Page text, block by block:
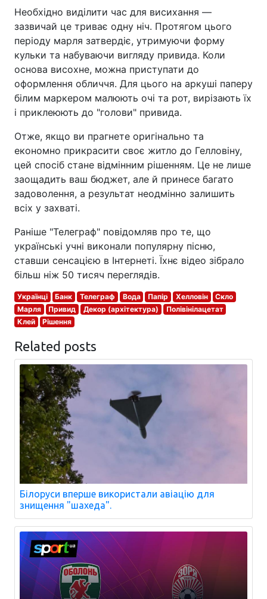
Необхідно виділити час для висихання —
зазвичай це триває одну ніч. Протягом цього
періоду марля затвердіє, утримуючи форму
кульки та набуваючи вигляду привида. Коли
основа висохне, можна приступати до
оформлення обличчя. Для цього на аркуші паперу
білим маркером малюють очі та рот, вирізають їх
і приклеюють до "голови" привида.
Отже, якщо ви прагнете оригінально та
економно прикрасити своє житло до Гелловіну,
цей спосіб стане відмінним рішенням. Це не лише
заощадить ваш бюджет, але й принесе багато
задоволення, а результат неодмінно залишить
всіх у захваті.
Раніше "Телеграф" повідомляв про те, що
українські учні виконали популярну пісню,
ставши сенсацією в Інтернеті. Їхнє відео зібрало
більш ніж 50 тисяч переглядів.
Українці Банк Телеграф Вода Папір Хелловін
Скло
Марля
Привид Декор (архітектура)
Полівінілацетат
Клей
Рішення
Related posts
Білоруси вперше використали авіацію для
знищення "шахеда".